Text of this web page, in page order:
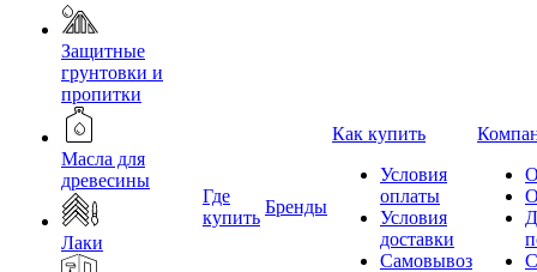
Защитные
грунтовки и
пропитки
Масла для
древесины
Лаки
Где
купить
Бренды
Как купить
Условия
оплаты
Условия
доставки
Самовывоз